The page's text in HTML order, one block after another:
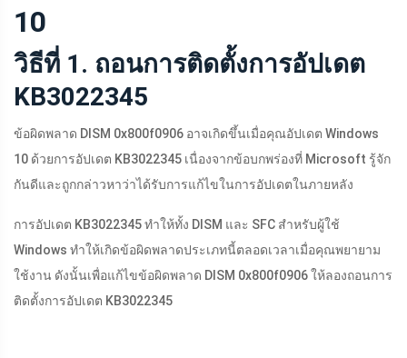
10
วิธีที่ 1. ถอนการติดตั้งการอัปเดต
KB3022345
ข้อผิดพลาด DISM 0x800f0906 อาจเกิดขึ้นเมื่อคุณอัปเดต Windows
10 ด้วยการอัปเดต KB3022345 เนื่องจากข้อบกพร่องที่ Microsoft รู้จัก
กันดีและถูกกล่าวหาว่าได้รับการแก้ไขในการอัปเดตในภายหลัง
การอัปเดต KB3022345 ทำให้ทั้ง DISM และ SFC สำหรับผู้ใช้
Windows ทำให้เกิดข้อผิดพลาดประเภทนี้ตลอดเวลาเมื่อคุณพยายาม
ใช้งาน ดังนั้นเพื่อแก้ไขข้อผิดพลาด DISM 0x800f0906 ให้ลองถอนการ
ติดตั้งการอัปเดต KB3022345